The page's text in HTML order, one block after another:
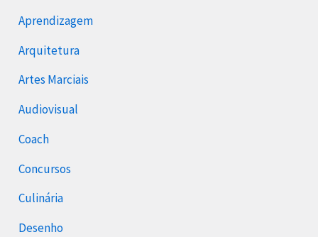
Aprendizagem
Arquitetura
Artes Marciais
Audiovisual
Coach
Concursos
Culinária
Desenho